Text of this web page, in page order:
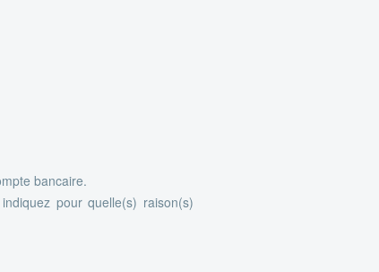
bancaire.
pour quelle(s) raison(s)